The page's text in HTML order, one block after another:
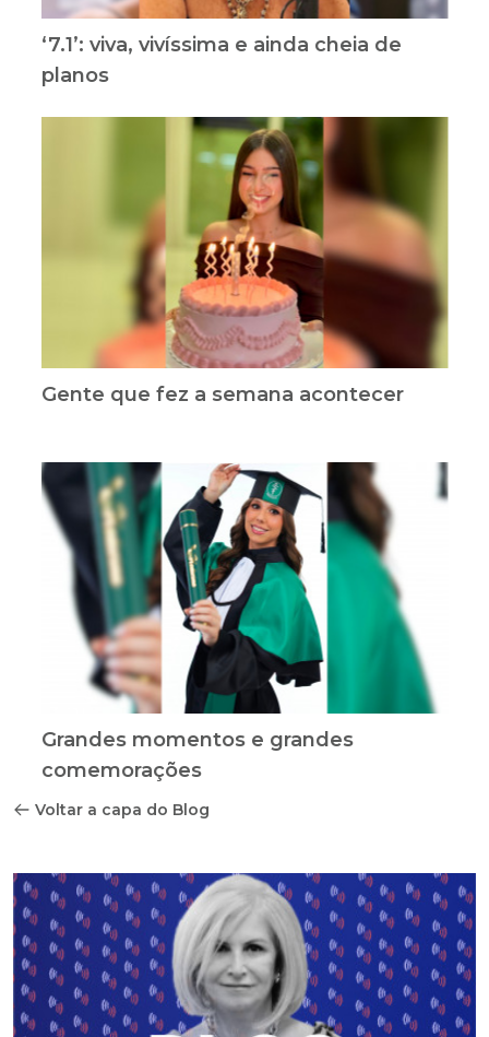
‘7.1’: viva, vivíssima e ainda cheia de
planos
Gente que fez a semana acontecer
Grandes momentos e grandes
comemorações
Voltar a capa do Blog